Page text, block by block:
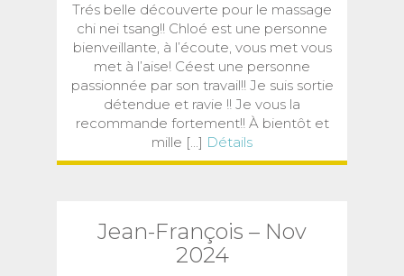
Trés belle découverte pour le massage
chi nei tsang!! Chloé est une personne
bienveillante, à l’écoute, vous met vous
met à l’aise! Céest une personne
passionnée par son travail!! Je suis sortie
détendue et ravie !! Je vous la
recommande fortement!! À bientôt et
mille [...] Détails
Jean-François – Nov
2024